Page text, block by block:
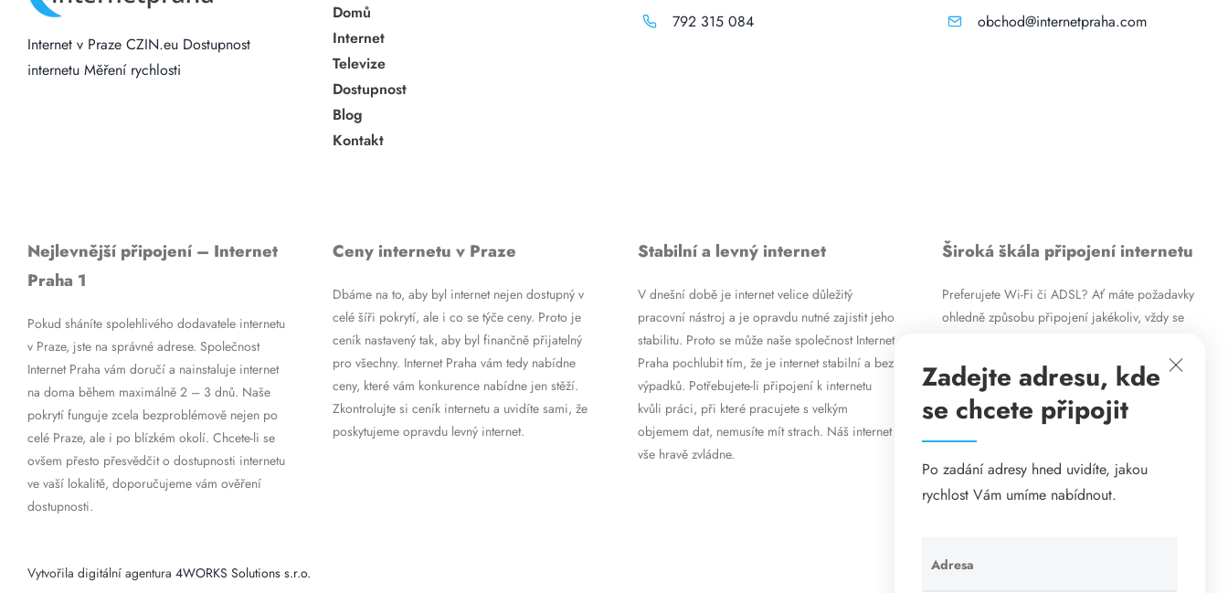
Internet v Praze CZIN.eu Dostupnost
internetu Měření rychlosti
Domů
Internet
Televize
Dostupnost
Blog
Kontakt
792 315 084 obchod@internetpraha.com
Nejlevnější připojení – Internet
Praha 1
Pokud sháníte spolehlivého dodavatele internetu
v Praze, jste na správné adrese. Společnost
Internet Praha vám doručí a nainstaluje internet
na doma během maximálně 2 – 3 dnů. Naše
pokrytí funguje zcela bezproblémově nejen po
celé Praze, ale i po blízkém okolí. Chcete-li se
ovšem přesto přesvědčit o dostupnosti internetu
ve vaší lokalitě, doporučujeme vám ověření
dostupnosti.
Ceny internetu v Praze
Dbáme na to, aby byl internet nejen dostupný v
celé šíři pokrytí, ale i co se týče ceny. Proto je
ceník nastavený tak, aby byl finančně přijatelný
pro všechny. Internet Praha vám tedy nabídne
ceny, které vám konkurence nabídne jen stěží.
Zkontrolujte si ceník internetu a uvidíte sami, že
poskytujeme opravdu levný internet.
Stabilní a levný internet
V dnešní době je internet velice důležitý
pracovní nástroj a je opravdu nutné zajistit jeho
stabilitu. Proto se může naše společnost Internet
Praha pochlubit tím, že je internet stabilní a bez
výpadků. Potřebujete-li připojení k internetu
kvůli práci, při které pracujete s velkým
objemem dat, nemusíte mít strach. Náš internet
vše hravě zvládne.
Široká škála připojení internetu
Preferujete Wi-Fi či ADSL? Ať máte požadavky
ohledně způsobu připojení jakékoliv, vždy se
vysokorychlostního ADSL internetu nabízíme
rovněž mobilní internet i levné internetové
připojení prostřednictvím Wi-Fi. Způsob
připojení přizpůsobíme vašim specifickým
Vytvořila digitální agentura 4WORKS Solutions s.r.o.
Zadejte adresu, kde
se chcete připojit
Po zadání adresy hned uvidíte, jakou
rychlost Vám umíme nabídnout.
Adresa
Ponechte